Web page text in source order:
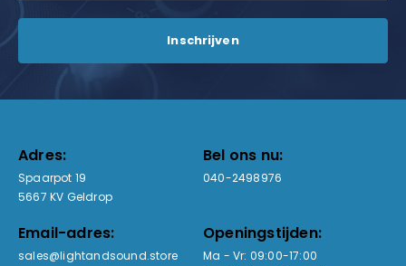
Adres:
Spaarpot 19
5667 KV Geldrop
Bel ons nu:
040-2498976
Email-adres:
sales@lightandsound.store
Openingstijden:
Ma - Vr: 09:00-17:00